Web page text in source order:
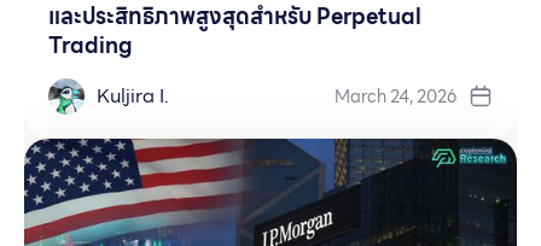
และประสิทธิภาพสูงสุดสำหรับ Perpetual
Trading
Kuljira I. March 24, 2026